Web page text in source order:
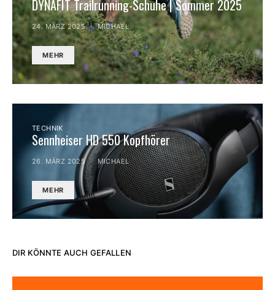
DYNAFIT Trailrunning-Schuhe | Sommer 2025
24. MÄRZ 2025 MICHAEL
MEHR
TECHNIK
Sennheiser HD 550 Kopfhörer
26. MÄRZ 2025 MICHAEL
MEHR
DIR KÖNNTE AUCH GEFALLEN